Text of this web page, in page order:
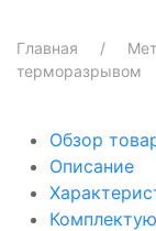
Главная
терморазрывом
Обзор
Описание